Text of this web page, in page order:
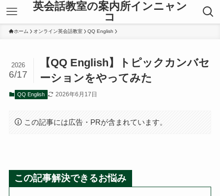
英会話教室の案内所インニャン
コ
ホーム オンライン英会話教室 QQ English
【QQ English】トピックカンバセ
ーションをやってみた
2026
6/17
QQ English 2026年6月17日
この記事には広告・PRが含まれています。
この記事解決できるお悩み